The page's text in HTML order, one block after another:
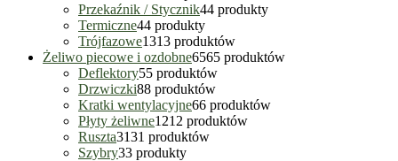
Przekaźnik / Stycznik44 produkty
Termiczne44 produkty
Trójfazowe1313 produktów
Żeliwo piecowe i ozdobne6565 produktów
Deflektory55 produktów
Drzwiczki88 produktów
Kratki wentylacyjne66 produktów
Płyty żeliwne1212 produktów
Ruszta3131 produktów
Szybry33 produkty